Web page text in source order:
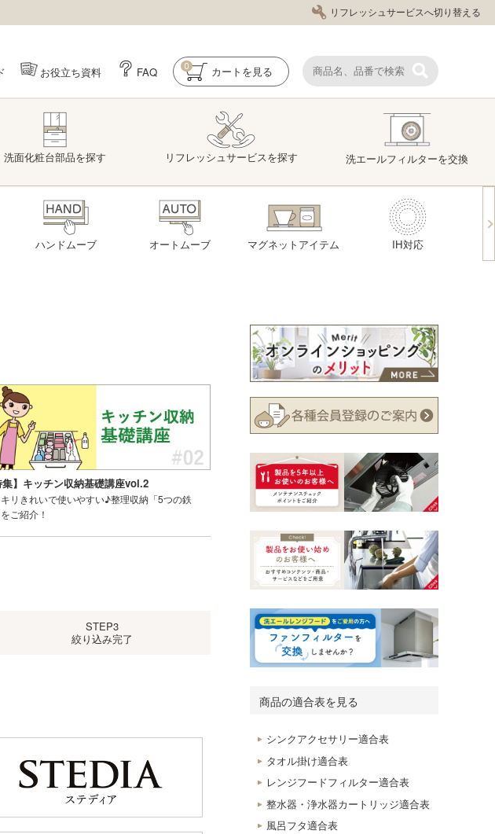
リフレッシュサービスへ切り替える
お役立ち資料 FAQ カート を見る
0
洗面化粧台部品を探す リフレッシュサービスを探す 洗エールフィルターを交換
ハンドムーブ オートムーブ マグネットアイテム IH対応
集】キッチン収納基礎講座vol.2
リきれいで使いやすい♪整理収納「5つの鉄
ご紹介！
STEP3
絞り込み完了
商品の適合表を見る
シンクアクセサリー適合表
タオル掛け適合表
レンジフードフィルター適合表
整水器・浄水器カートリッジ適合表
風呂フタ適合表